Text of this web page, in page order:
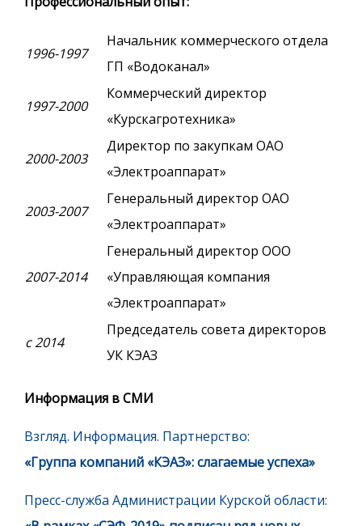
1996-1997
Начальник коммерческого отдела
ГП «Водоканал»
1997-2000
Коммерческий директор
«Курскагротехника»
2000-2003
Директор по закупкам ОАО
«Электроаппарат»
2003-2007
Генеральный директор ОАО
«Электроаппарат»
2007-2014
Генеральный директор ООО
«Управляющая компания
«Электроаппарат»
с 2014
Председатель совета директоров
УК КЭАЗ
Информация в СМИ
Взгляд. Информация. Партнерство:
«Группа компаний «КЭАЗ»: слагаемые успеха»
Пресс-служба Администрации Курской области: